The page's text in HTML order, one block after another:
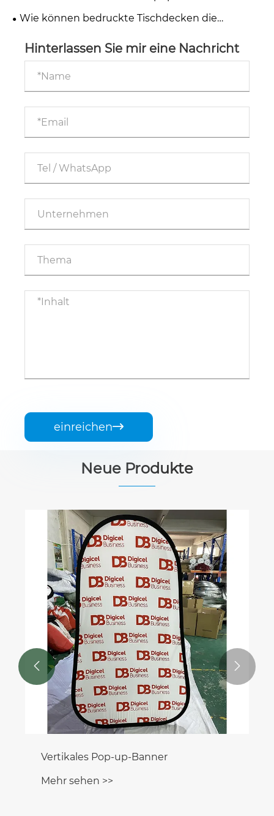
effektivsten Außenwerbemittel für
Wie können bedruckte Tischdecken die
steigern?
Hinterlassen Sie mir eine Nachricht
einreichen
Neue Produkte
Vertikales Pop-up-Banner
Mehr sehen >>
 